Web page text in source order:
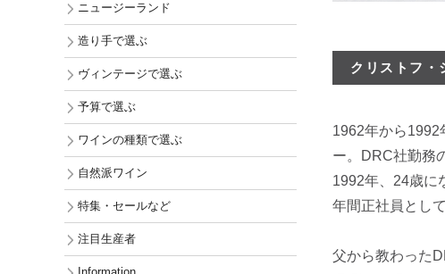
クリストフ
1962年から1992
ー。DRC社勤務
1992年、24歳に
年間正社員とし
父から教わった
ニュージーランド
造り手で選ぶ
ヴィンテージで選ぶ
予算で選ぶ
ワインの種類で選ぶ
自然派ワイン
特集・セールなど
注目生産者